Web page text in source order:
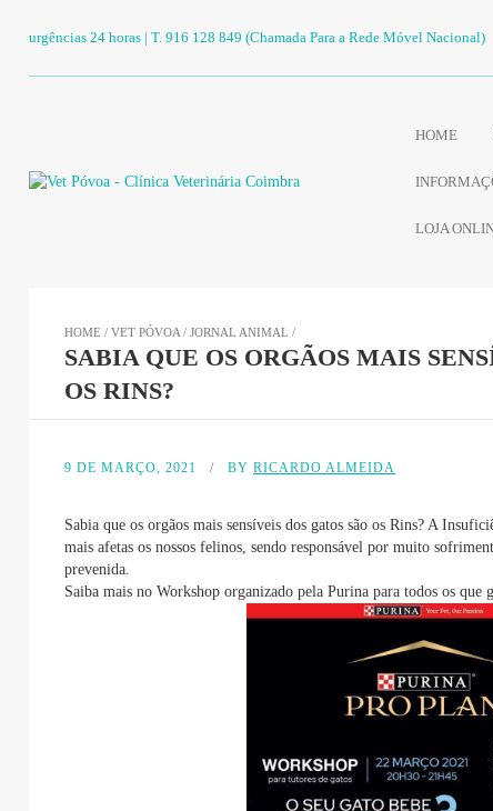
urgências 24 horas | T. 916 128 849 (Chamada Para a Rede Móvel Nacional)
HOME
LOJA
HOME / VET PÓVOA / JORNAL ANIMAL /
SABIA QUE OS ORGÃOS MAIS
OS RINS?
9 DE MARÇO, 2021 / BY RICARDO ALMEIDA
Sabia que os orgãos mais sensíveis dos gatos são os Rins? A
mais afetas os nossos felinos, sendo responsável por muito
prevenida.
Saiba mais no Workshop organizado pela Purina para todos os que